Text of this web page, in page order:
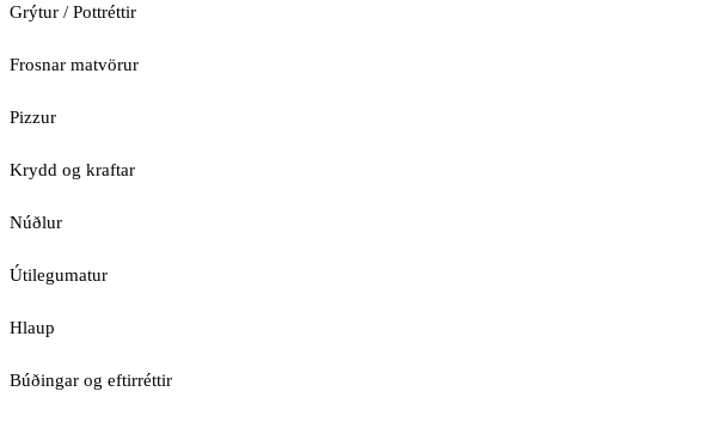
Grýtur / Pottréttir
Frosnar matvörur
Pizzur
Krydd og kraftar
Núðlur
Útilegumatur
Hlaup
Búðingar og eftirréttir